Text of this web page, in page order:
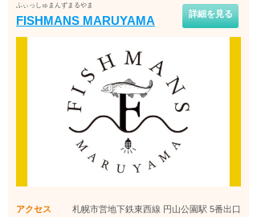
ふぃっしゅまんずまるやま
FISHMANS MARUYAMA 詳細を見る
アクセス
札幌市営地下鉄東西線 円山公園駅 5番出口